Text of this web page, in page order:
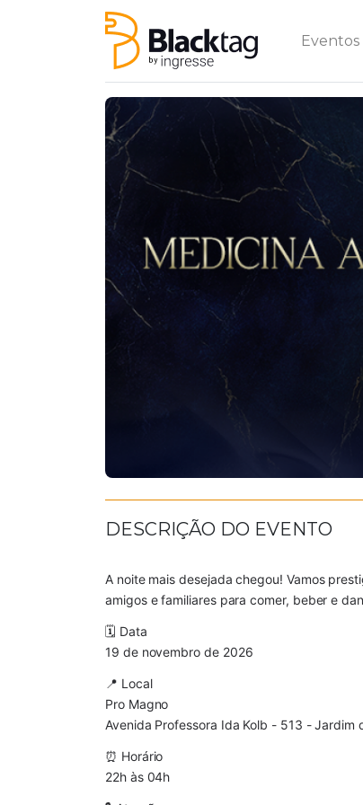
Eventos
DESCRIÇÃO DO EVENTO
A noite mais desejada chegou! Vamos
amigos e familiares para comer, beber e
🗓 Data
19 de novembro de 2026
📍 Local
Pro Magno
Avenida Professora Ida Kolb - 513 - Jardim
⏰ Horário
22h às 04h